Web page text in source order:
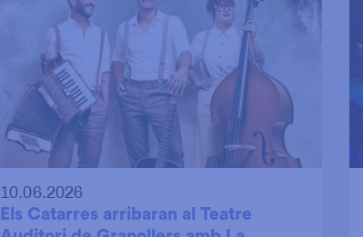
10.06.2026
Els Catarres arribaran al Teatre